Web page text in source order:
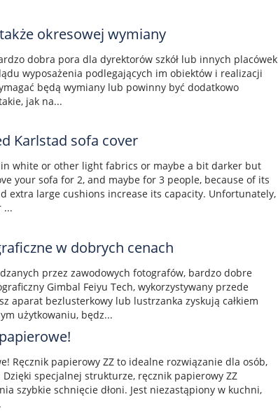
okresowej wymiany
dobra pora dla dyrektorów szkół lub innych placówek
wyposażenia podlegających im obiektów i realizacji
będą wymiany lub powinny być dodatkowo
jak na...
Karlstad sofa cover
in white or other light fabrics or maybe a bit darker but
your sofa for 2, and maybe for 3 people, because of its
extra large cushions increase its capacity. Unfortunately,
...
w dobrych cenach
przez zawodowych fotografów, bardzo dobre
Gimbal Feiyu Tech, wykorzystywany przede
aparat bezlusterkowy lub lustrzanka zyskują całkiem
użytkowaniu, będz...
Ręcznik papierowy ZZ to idealne rozwiązanie dla osób,
specjalnej strukturze, ręcznik papierowy ZZ
szybkie schnięcie dłoni. Jest niezastąpiony w kuchni,